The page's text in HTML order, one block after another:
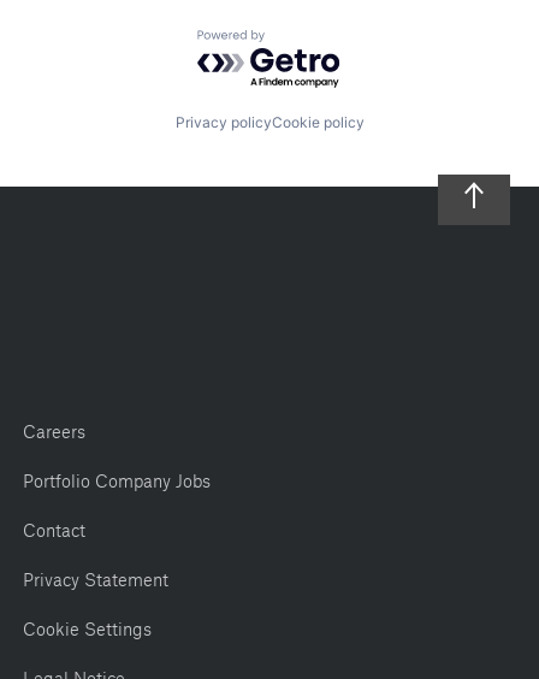
Powered by Getro.com
Privacy policyCookie policy
Careers
Portfolio Company Jobs
Contact
Privacy Statement
Cookie Settings